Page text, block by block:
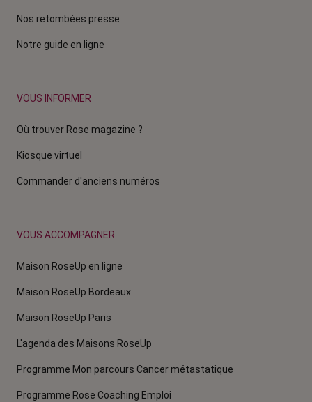
Nos retombées presse
Notre guide en ligne
VOUS INFORMER
Où trouver Rose magazine ?
Kiosque virtuel
Commander d'anciens numéros
VOUS ACCOMPAGNER
Maison RoseUp en ligne
Maison RoseUp Bordeaux
Maison RoseUp Paris
L'agenda des Maisons RoseUp
Programme Mon parcours Cancer métastatique
Programme Rose Coaching Emploi